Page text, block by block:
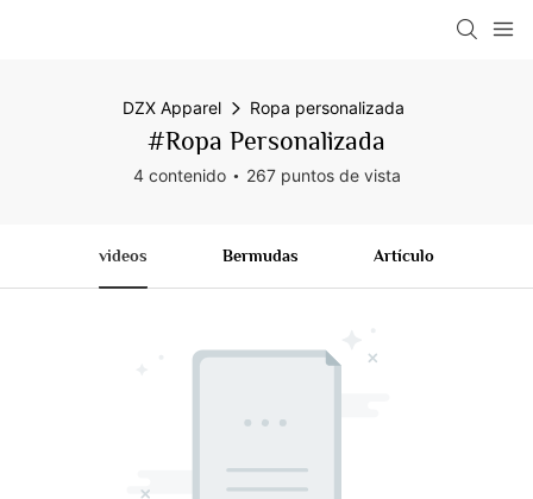
DZX Apparel Ropa personalizada
#Ropa Personalizada
4 contenido 267 puntos de vista
videos Bermudas Artículo